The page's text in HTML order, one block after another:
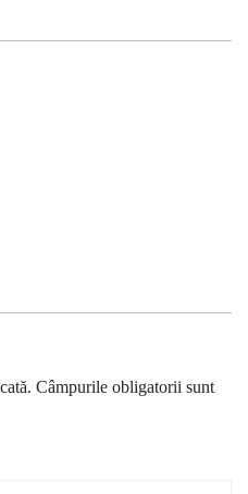
Câmpurile obligatorii sunt